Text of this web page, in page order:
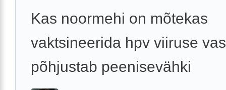
Kas noormehi on mõtekas
vaktsineerida hpv viiruse
põhjustab peenisevähki